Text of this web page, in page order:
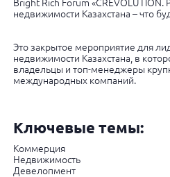
Bright Rich Forum
недвижимости Казахстана – что
Это закрытое мероприятие для
недвижимости Казахстана, в
владельцы и топ-менеджеры
международных компаний.
Ключевые темы:
Коммерция
Недвижимость
Девелопмент